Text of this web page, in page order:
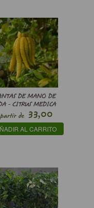
DE MANO DE
- CITRUS MEDICA
SARCODACTYLIS
de33,00
€
AL CARRITO